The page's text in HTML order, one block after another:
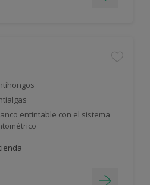
entintable con el sistema